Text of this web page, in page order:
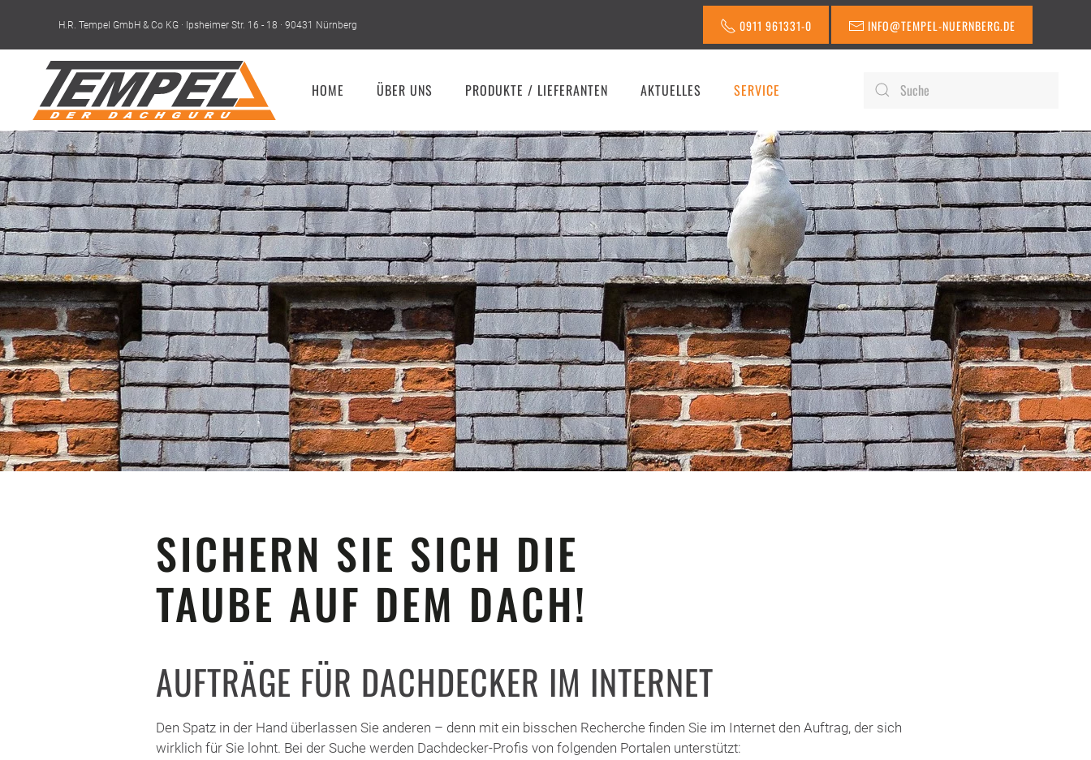
Skip to main content
H.R. Tempel GmbH & Co KG · Ipsheimer Str. 16 - 18 · 90431 Nürnberg 0911 961331-0 INFO@TEMPEL-NUERNBERG.DE
HOME ÜBER UNS PRODUKTE / LIEFERANTEN AKTUELLES SERVICE
SICHERN SIE SICH DIE
TAUBE AUF DEM DACH!
AUFTRÄGE FÜR DACHDECKER IM INTERNET
Den Spatz in der Hand überlassen Sie anderen – denn mit ein bisschen Recherche finden Sie im Internet den Auftrag, der sich
wirklich für Sie lohnt. Bei der Suche werden Dachdecker-Profis von folgenden Portalen unterstützt: